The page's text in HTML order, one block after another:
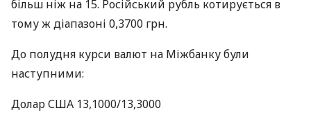
більш ніж на 15. Російський рубль котирується в
тому ж діапазоні 0,3700 грн.
До полудня курси валют на Міжбанку були
наступними:
ДоларСША 13,1000/13,3000